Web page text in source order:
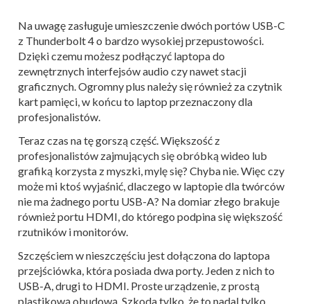
Na uwagę zasługuje umieszczenie dwóch portów USB-C
z Thunderbolt 4 o bardzo wysokiej przepustowości.
Dzięki czemu możesz podłączyć laptopa do
zewnętrznych interfejsów audio czy nawet stacji
graficznych. Ogromny plus należy się również za czytnik
kart pamięci, w końcu to laptop przeznaczony dla
profesjonalistów.
Teraz czas na tę gorszą część. Większość z
profesjonalistów zajmujących się obróbką wideo lub
grafiką korzysta z myszki, mylę się? Chyba nie. Więc czy
może mi ktoś wyjaśnić, dlaczego w laptopie dla twórców
nie ma żadnego portu USB-A? Na domiar złego brakuje
również portu HDMI, do którego podpina się większość
rzutników i monitorów.
Szczęściem w nieszczęściu jest dołączona do laptopa
przejściówka, która posiada dwa porty. Jeden z nich to
USB-A, drugi to HDMI. Proste urządzenie, z prostą
plastikową obudową. Szkoda tylko, że to nadal tylko